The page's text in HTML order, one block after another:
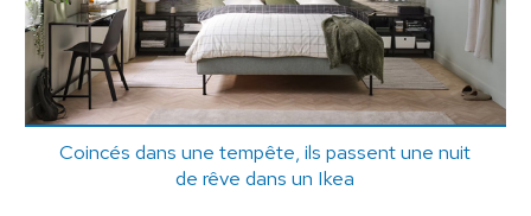
Coincés dans une tempête, ils passent une nuit
de rêve dans un Ikea